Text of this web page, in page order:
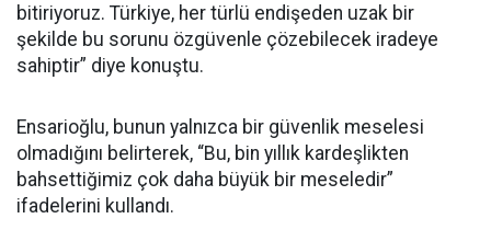
bitiriyoruz. Türkiye, her türlü endişeden uzak bir
şekilde bu sorunu özgüvenle çözebilecek iradeye
sahiptir” diye konuştu.
Ensarioğlu, bunun yalnızca bir güvenlik meselesi
olmadığını belirterek, “Bu, bin yıllık kardeşlikten
bahsettiğimiz çok daha büyük bir meseledir”
ifadelerini kullandı.